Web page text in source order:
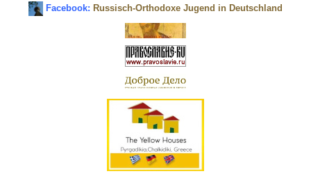
Facebook: Russisch-Orthodoxe Jugend in Deutschland